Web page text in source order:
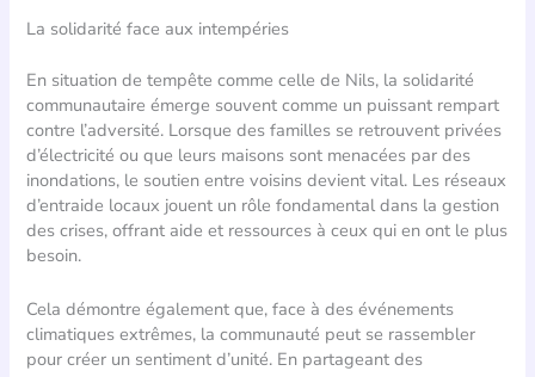
La solidarité face aux intempéries
En situation de tempête comme celle de Nils, la solidarité
communautaire émerge souvent comme un puissant rempart
contre l’adversité. Lorsque des familles se retrouvent privées
d’électricité ou que leurs maisons sont menacées par des
inondations, le soutien entre voisins devient vital. Les réseaux
d’entraide locaux jouent un rôle fondamental dans la gestion
des crises, offrant aide et ressources à ceux qui en ont le plus
besoin.
Cela démontre également que, face à des événements
climatiques extrêmes, la communauté peut se rassembler
pour créer un sentiment d’unité. En partageant des